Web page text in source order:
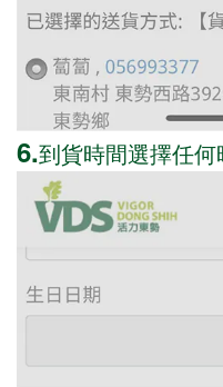
6.到貨時間選擇任何